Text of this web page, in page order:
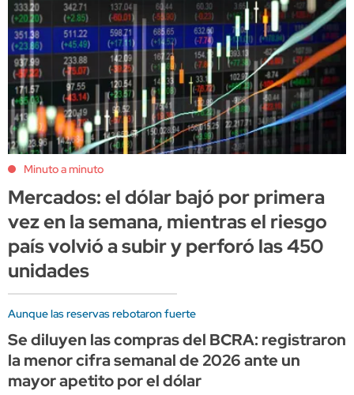
Minuto a minuto
Mercados: el dólar bajó por primera
vez en la semana, mientras el riesgo
país volvió a subir y perforó las 450
unidades
Aunque las reservas rebotaron fuerte
Se diluyen las compras del BCRA: registraron
la menor cifra semanal de 2026 ante un
mayor apetito por el dólar